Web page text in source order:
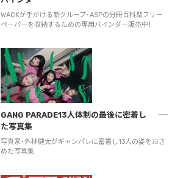
WACKが手がける新グループ・ASPの分冊百科型フリー
ペーパーを収納するための専用バインダー販売中！
GANG PARADE13人体制の最後に密着し
た写真集
写真家・外林健太がギャンパレに密着し13人の姿をおさ
めた写真集